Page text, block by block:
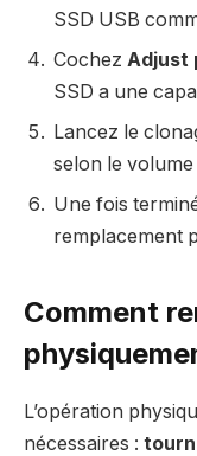
SSD USB
Cochez Adjust
SSD a une
Lancez le
selon le volume
Une fois
remplacement
Comment
L’opération
nécessaires :